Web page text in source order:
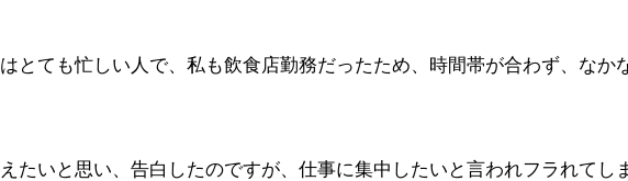
とても忙しい人で、私も飲食店勤務だったため、時間帯が合わず、なか
たいと思い、告白したのですが、仕事に集中したいと言われフラれてし